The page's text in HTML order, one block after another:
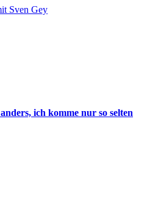
Sven Gey
ich komme nur so selten